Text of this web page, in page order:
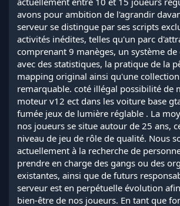
i
s
c
u
s
i
o
n
avons pour ambition de l'agrandir
serveur se distingue par ses scripts
activités inédites, telles qu'un parc
comprenant 9 manèges, un système
avec des statistiques, la pratique de la
mapping original ainsi qu'une
remarquable. coté illégal possibilité de
moteur v12 ect dans les voiture base
fumée jeux de lumière réglable . La
nos joueurs se situe autour de 25 ans,
niveau de jeu de rôle de qualité. Nous
actuellement à la recherche de
prendre en charge des gangs ou des
existantes, ainsi que de futurs
serveur est en perpétuelle évolution
bien-être de nos joueurs. En tant que